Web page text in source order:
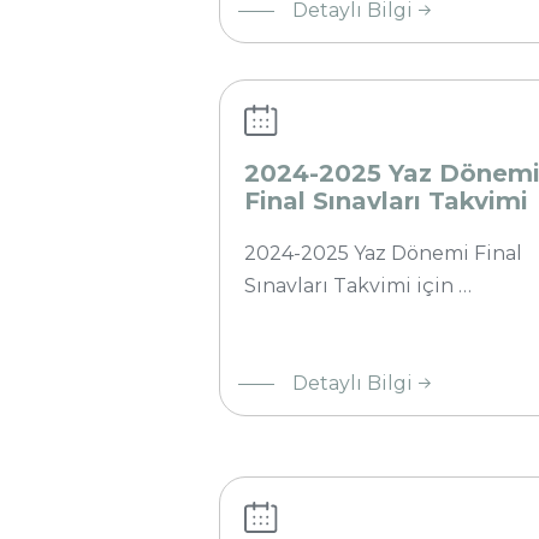
Detaylı Bilgi
2025
Yaz
Dönemi
Final
Takvimi
2024-2025 Yaz Dönemi
Final Sınavları Takvimi
2024-2025 Yaz Dönemi Final
Sınavları Takvimi için …
Detaylı Bilgi
Yarıyılı
Olması